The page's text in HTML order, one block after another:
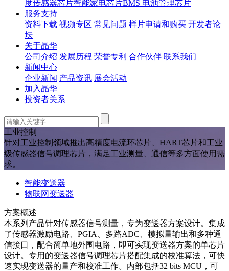
度传感器芯片智能家电芯片BMS 电池管理芯片
服务支持
资料下载 视频专区 常见问题 样片申请和购买 开发者论
坛
关于晶华
公司介绍 发展历程 荣誉专利 合作伙伴 联系我们
新闻中心
企业新闻 产品资讯 展会活动
加入晶华
投资者关系
工业控制
针对工业控制领域推出高精度电流环芯片、HART芯片和工业
级传感器信号调理芯片，满足工业测量、通信等多方面使用需
求。
智能变送器
物联网变送器
方案概述
本系列产品针对传感器信号测量，专为变送器方案设计。集成
了传感器激励电路、PGIA、多路ADC、模拟量输出和多种通
信接口，配合简单地外围电路，即可实现变送器方案的单芯片
设计。专用的变送器信号调理芯片搭配集成的校准算法，可快
速实现变送器的量产和校准工作。内部包括32 bits MCU，可